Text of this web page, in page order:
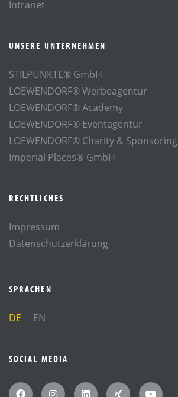
Intranet
UNSERE UNTERNEHMEN
STILPUNKTE® GmbH
LOEWENDORF® Werbeagentur
LOEWENDORF® Academy
LOEWENDORF® Eventagentur
LOEWENDORF® Charity & Sponsoring
Imperial Places® GmbH
RECHTLICHES
Impressum
Datenschutzerklärung
SPRACHEN
DE EN
SOCIAL MEDIA